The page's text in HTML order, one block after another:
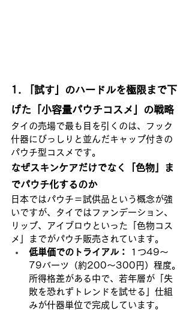
1. 「試す」のハードルを極限まで下
げた「小容量パウチコスメ」の戦略
タイの売場で最も目を引くのは、フック
什器にびっしりと並んだキャップ付きの
パウチ型コスメです。
なぜスキンケアだけでなく「色物」ま
でパウチ化するのか
日本ではパウチ＝試供品という概念が強
いですが、タイではファンデーション、
リップ、アイブロウといった「色物コス
メ」までがパウチ販売されています。
低単価でのトライアル：
1つ49〜
79バーツ（約200〜300円）程度。
所得格差がある中で、若年層が「失
敗を恐れずトレンドを試せる」仕組
みが什器単位で完成しています。